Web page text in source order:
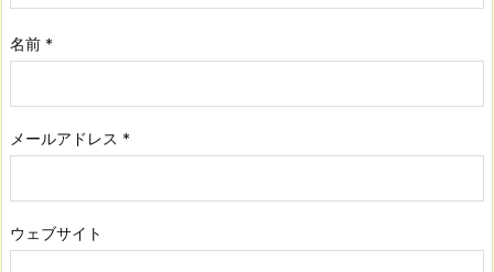
名前 *
メールアドレス *
ウェブサイト